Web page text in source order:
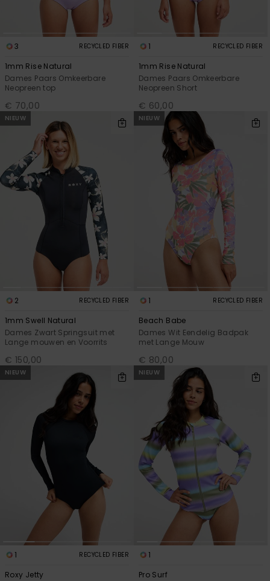
3 RECYCLED FIBER
1mm Rise Natural
Dames Paars Omkeerbare
Neopreen top
€ 70,00
1 RECYCLED FIBER
1mm Rise Natural
Dames Paars Omkeerbare
Neopreen Short
€ 60,00
NIEUW
2 RECYCLED FIBER
1mm Swell Natural
Dames Zwart Springsuit met
Lange mouwen en Voorrits
€ 150,00
NIEUW
1 RECYCLED FIBER
Beach Babe
Dames Wit Eendelig Badpak
met Lange Mouw
€ 80,00
NIEUW
1 RECYCLED FIBER
Roxy Jetty
NIEUW
1
Pro Surf